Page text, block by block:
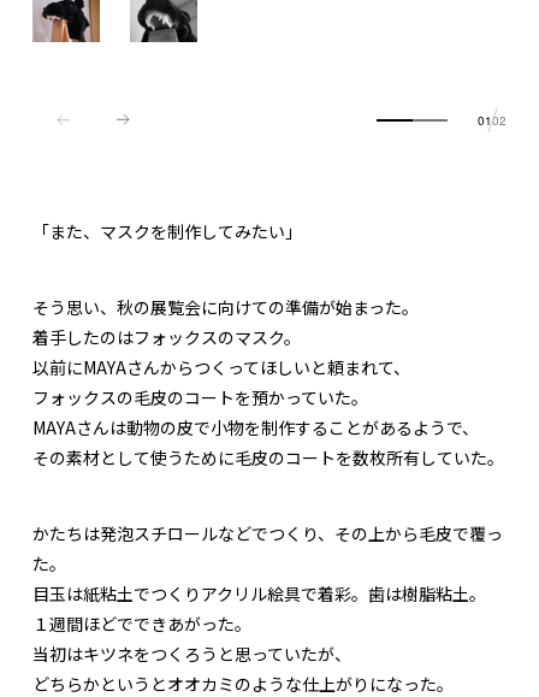
0102
「また、マスクを制作してみたい」
そう思い、秋の展覧会に向けての準備が始まった。
着手したのはフォックスのマスク。
以前にMAYAさんからつくってほしいと頼まれて、
フォックスの毛皮のコートを預かっていた。
MAYAさんは動物の皮で小物を制作することがあるようで、
その素材として使うために毛皮のコートを数枚所有していた。
かたちは発泡スチロールなどでつくり、その上から毛皮で覆っ
た。
目玉は紙粘土でつくりアクリル絵具で着彩。歯は樹脂粘土。
１週間ほどでできあがった。
当初はキツネをつくろうと思っていたが、
どちらかというとオオカミのような仕上がりになった。